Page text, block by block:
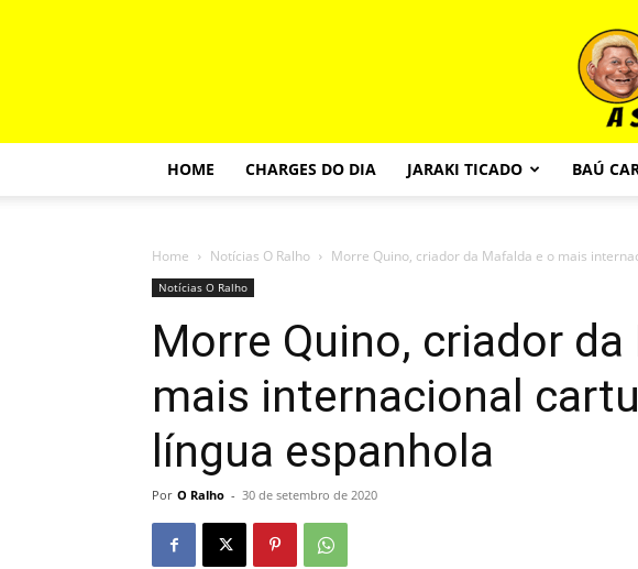
HOME CHARGES DO DIA JARAKI TICADO BAÚ
Home Notícias O Ralho Morre Quino, criador da Mafalda e o mais
Notícias O Ralho
Morre Quino, criador
mais internacional
língua espanhola
Por O Ralho - 30 de setembro de 2020